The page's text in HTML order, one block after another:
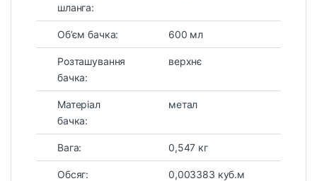
шланга:
Об’єм бачка: 600 мл
Розташування
бачка:
верхнє
Матеріал
бачка:
метал
Вага: 0,547 кг
Обсяг: 0,003383 куб.м